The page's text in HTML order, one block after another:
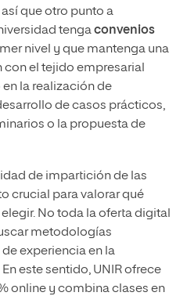
que otro punto a
tengaconvenios
nivel y que mantenga una
el tejido empresarial
la realización de
de casos prácticos,
o la propuesta de
de impartición de las
crucial para valorar qué
No toda la oferta digital
metodologías
experiencia en la
este sentido, UNIR ofrece
online y combina clases en